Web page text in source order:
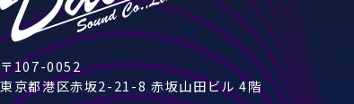
〒107-0052
東京都港区赤坂2-21-8 赤坂山田ビル 4階